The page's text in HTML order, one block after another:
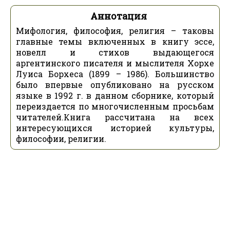
Аннотация
Мифология, философия, религия – таковы
главные темы включенных в книгу эссе,
новелл и стихов выдающегося
аргентинского писателя и мыслителя Хорхе
Луиса Борхеса (1899 – 1986). Большинство
было впервые опубликовано на русском
языке в 1992 г. в данном сборнике, который
переиздается по многочисленным просьбам
читателей.Книга рассчитана на всех
интересующихся историей культуры,
философии, религии.